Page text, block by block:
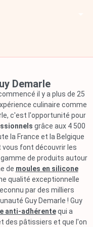
Demarle
il y a plus de 25
culinaire comme
c'est l'opportunité pour
grâce aux 4 500
la France et la Belgique
font découvrir les
gamme de produits autour
de moules en silicone
qualité exceptionnelle
par des milliers
Guy Demarle ! Guy
anti-adhérentequi a
des pâtissiers et que l'on